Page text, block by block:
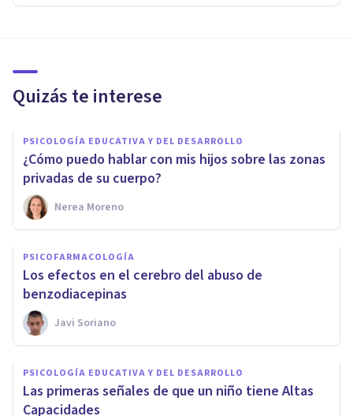
Quizás te interese
PSICOLOGÍA EDUCATIVA Y DEL DESARROLLO
¿Cómo puedo hablar con mis hijos sobre las zonas
privadas de su cuerpo?
Nerea Moreno
PSICOFARMACOLOGÍA
Los efectos en el cerebro del abuso de
benzodiacepinas
Javi Soriano
PSICOLOGÍA EDUCATIVA Y DEL DESARROLLO
Las primeras señales de que un niño tiene Altas
Capacidades